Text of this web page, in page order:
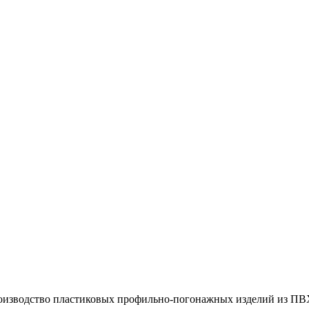
пластиковых профильно-погонажных изделий из